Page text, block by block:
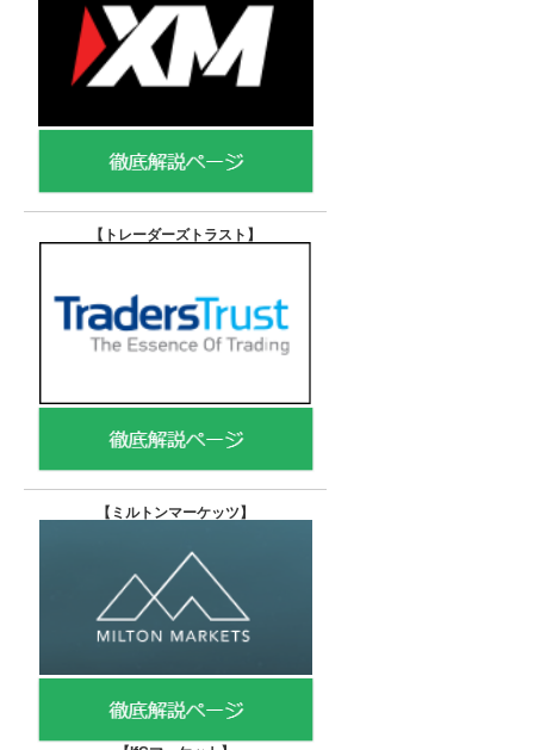
【トレーダーズトラスト 】
【 ミルトンマーケッツ】